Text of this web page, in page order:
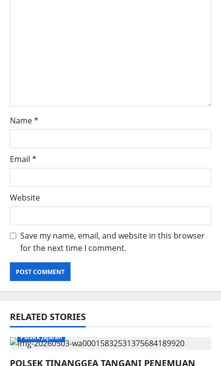
Name*
Email *
Website
Save my name, email, and website in this browser
for the next time I comment.
RELATED STORIES
Polsek Jajaran
POLSEK TINANGGEA TANGANI PENEMUAN